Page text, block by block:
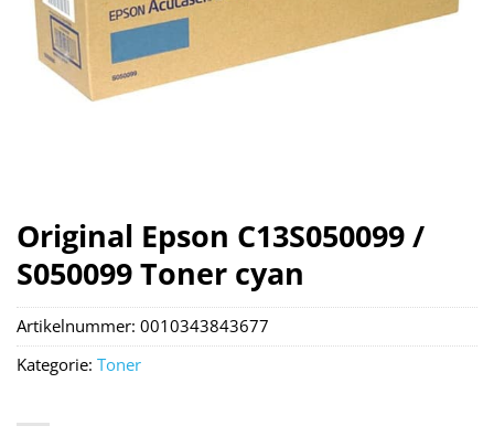
Original Epson C13S050099 /
S050099 Toner cyan
Artikelnummer: 0010343843677
Kategorie: Toner